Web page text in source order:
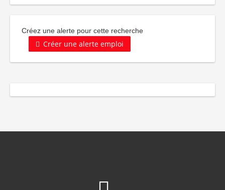
Créez une alerte pour cette recherche
Créer une alerte emploi